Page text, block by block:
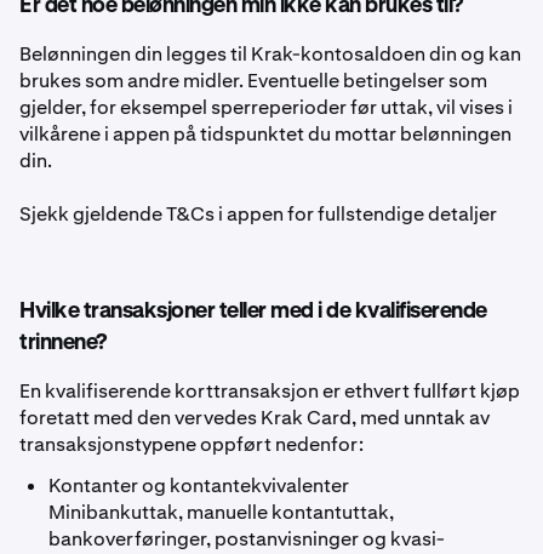
Er det noe belønningen min ikke kan brukes til?
Belønningen din legges til Krak-kontosaldoen din og kan
brukes som andre midler. Eventuelle betingelser som
gjelder, for eksempel sperreperioder før uttak, vil vises i
vilkårene i appen på tidspunktet du mottar belønningen
din.
Sjekk gjeldende T&Cs i appen for fullstendige detaljer
Hvilke transaksjoner teller med i de kvalifiserende
trinnene?
En kvalifiserende korttransaksjon er ethvert fullført kjøp
foretatt med den vervedes Krak Card, med unntak av
transaksjonstypene oppført nedenfor:
Kontanter og kontantekvivalenter
Minibankuttak, manuelle kontantuttak,
bankoverføringer, postanvisninger og kvasi-